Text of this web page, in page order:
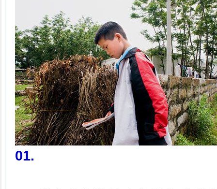
01.